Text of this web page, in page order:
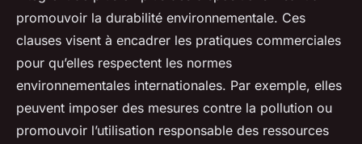
promouvoir la durabilité environnementale. Ces
clauses visent à encadrer les pratiques commerciales
pour qu’elles respectent les normes
environnementales internationales. Par exemple, elles
peuvent imposer des mesures contre la pollution ou
promouvoir l’utilisation responsable des ressources